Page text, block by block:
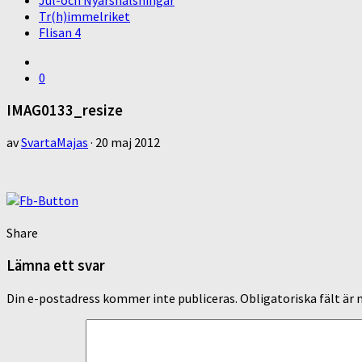
Tr(h)immelriket
Flisan 4
0
IMAG0133_resize
avSvartaMajas · 20 maj 2012
Share
Lämna ett svar
Din e-postadress kommer inte publiceras. Obligatoriska fält är